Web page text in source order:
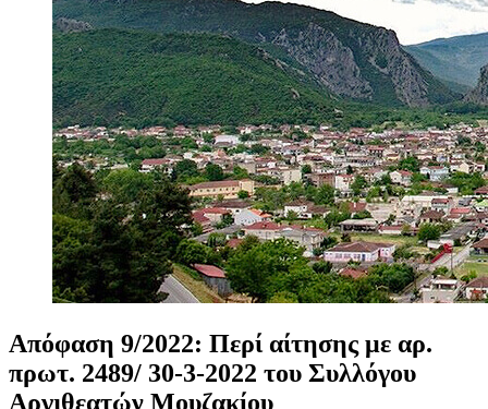
Απόφαση 9/2022: Περί αίτησης με αρ.
πρωτ. 2489/ 30-3-2022 του Συλλόγου
Αργιθεατών Μουζακίου